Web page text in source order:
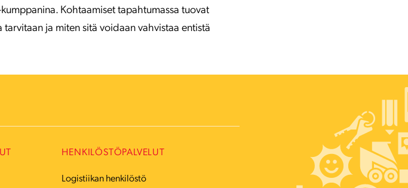
Kohtaamiset tapahtumassa tuovat
ja miten sitä voidaan vahvistaa entistä
HENKILÖSTÖPALVELUT
Logistiikan henkilöstö